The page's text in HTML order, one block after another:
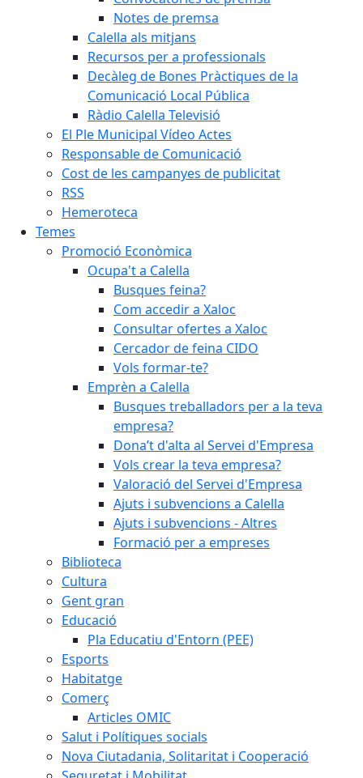
Notes de premsa
Calella als mitjans
Recursos per a professionals
Decàleg de Bones Pràctiques de la
Comunicació Local Pública
Ràdio Calella Televisió
El Ple Municipal Vídeo Actes
Responsable de Comunicació
Cost de les campanyes de publicitat
RSS
Hemeroteca
Temes
Promoció Econòmica
Ocupa't a Calella
Busques feina?
Com accedir a Xaloc
Consultar ofertes a Xaloc
Cercador de feina CIDO
Vols formar-te?
Emprèn a Calella
Busques treballadors per a la teva
empresa?
Dona’t d'alta al Servei d'Empresa
Vols crear la teva empresa?
Valoració del Servei d'Empresa
Ajuts i subvencions a Calella
Ajuts i subvencions - Altres
Formació per a empreses
Biblioteca
Cultura
Gent gran
Educació
Pla Educatiu d'Entorn (PEE)
Esports
Habitatge
Comerç
Articles OMIC
Salut i Polítiques socials
Nova Ciutadania, Solitaritat i Cooperació